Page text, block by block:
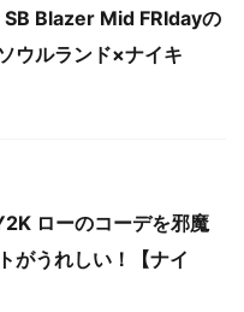
Blazer Mid FRIdayの
ウルランド×ナイキ
ローのコーデを邪魔
がうれしい！【ナイ